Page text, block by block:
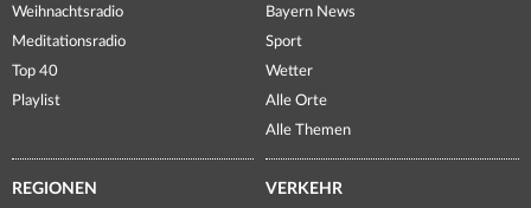
Weihnachtsradio
Meditationsradio
Top 40
Playlist
Bayern News
Sport
Wetter
Alle Orte
Alle Themen
REGIONEN VERKEHR